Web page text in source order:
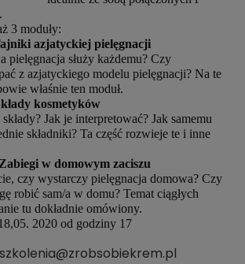
3 moduły:
azjatyckiej pielęgnacji
pielęgnacja służy każdemu? Czy
z azjatyckiego modelu pielęgnacji? Na te
właśnie ten moduł.
kosmetyków
Jak je interpretować? Jak samemu
składniki? Ta część rozwieje te i inne
w domowym zaciszu
czy wystarczy pielęgnacja domowa? Czy
robić sam/a w domu? Temat ciągłych
tu dokładnie omówiony.
2020 od godziny 17
szkolenia@zrobsobiekrem.pl